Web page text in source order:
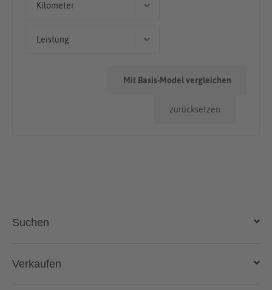
Kilometer
Leistung
zurücksetzen
Mit Basis-Model vergleichen
Suchen
Auto kaufen
Verkaufen